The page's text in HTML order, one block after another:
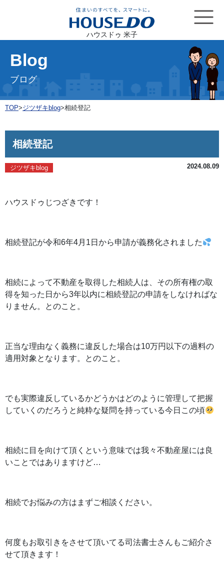
ハウスドゥ 米子
Blog
ブログ
TOP>ジツザキblog>相続登記
相続登記
ジツザキblog 2024.08.09
ハウスドゥじつざきです！
相続登記が令和6年4月1日から申請が義務化されました
相続によって不動産を取得した相続人は、その所有権の取
得を知った日から3年以内に相続登記の申請をしなければな
りません。とのこと。
正当な理由なく義務に違反した場合は10万円以下の過料の
適用対象となります。とのこと。
でも実際違反しているかどうかはどのように管理して把握
していくのだろうと純粋な疑問を持っている今日この頃
相続に目を向けて頂くという意味では我々不動産屋には良
いことではありますけど…
相続でお悩みの方はまずご相談ください。
何度もお取引きをさせて頂いてる司法書士さんもご紹介さ
せて頂きます！